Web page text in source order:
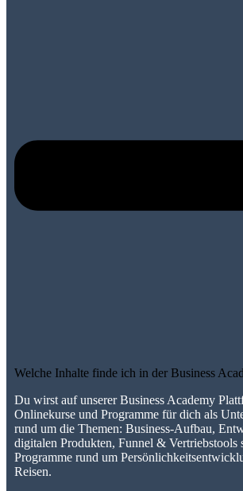
Welche Inhalte finde ich in der Business
Du wirst auf unserer Business Academy
Onlinekurse und Programme für dich als
rund um die Themen: Business-Aufbau,
digitalen Produkten, Funnel & Vertriebstools
Programme rund um
Reisen.